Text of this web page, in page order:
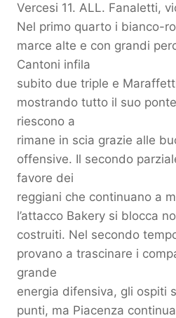
Vercesi 11. ALL. Fanaletti,
Nel primo quarto i bianco-
marce alte e con grandi
Cantoni infila
subito due triple e
mostrando tutto il suo
riescono a
rimane in scia grazie alle
offensive. Il secondo
favore dei
reggiani che continuano a
l’attacco Bakery si blocca
costruiti. Nel secondo
provano a trascinare i
grande
energia difensiva, gli ospiti
punti, ma Piacenza